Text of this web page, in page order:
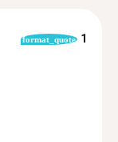
format_quote 1